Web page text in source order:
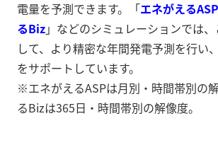
電量を予測できます。「エネがえるASP
るBiz」などのシミュレーションでは
して、より精密な年間発電予測を行い
をサポートしています。
※エネがえるASPは月別・時間帯別の
るBizは365日・時間帯別の解像度。